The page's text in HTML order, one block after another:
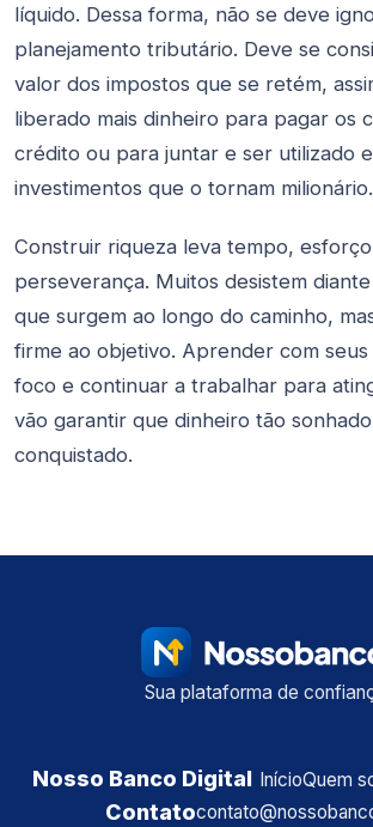
líquido. Dessa forma, não se deve
planejamento tributário. Deve se
valor dos impostos que se retém,
liberado mais dinheiro para pagar os
crédito ou para juntar e ser utilizado
investimentos que o tornam milionário.
Construir riqueza leva tempo,
perseverança. Muitos desistem
que surgem ao longo do caminho,
firme ao objetivo. Aprender com
foco e continuar a trabalhar para
vão garantir que dinheiro tão
conquistado.
Sua plataforma de
Nosso Banco Digital InícioQuem
Contato